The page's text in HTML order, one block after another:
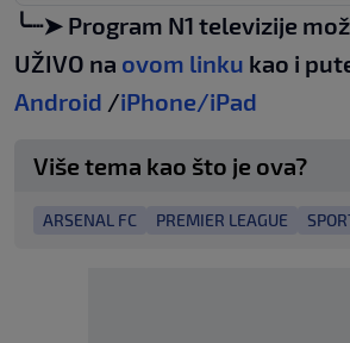
╰┈➤ Program N1 televizije
UŽIVO na ovom linku kao i
Android /iPhone/iPad
Više tema kao što je ova?
ARSENAL FC PREMIER LEAGUE